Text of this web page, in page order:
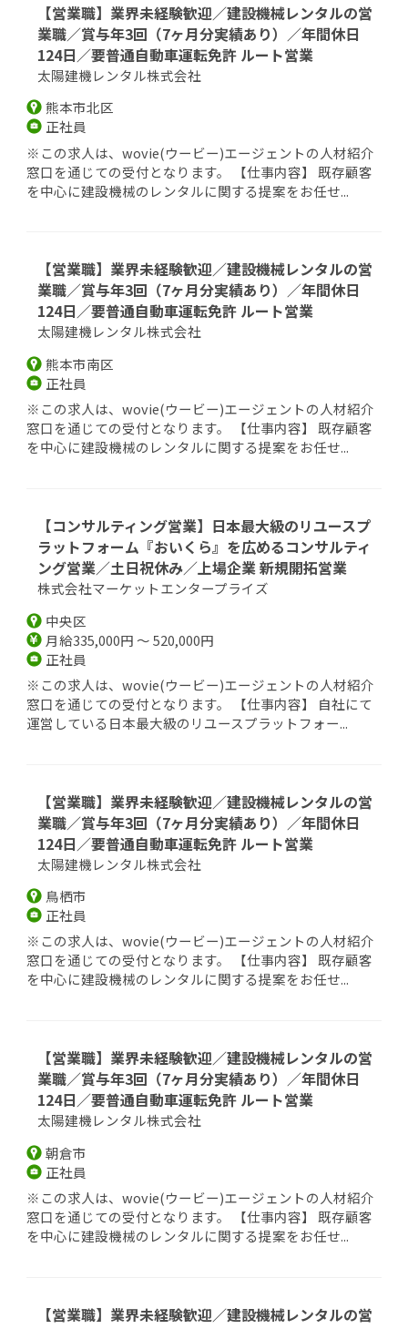
【営業職】業界未経験歓迎／建設機械レンタルの営
業職／賞与年3回（7ヶ月分実績あり）／年間休日
124日／要普通自動車運転免許 ルート営業
太陽建機レンタル株式会社
熊本市北区
正社員
※この求人は、wovie(ウービー)エージェントの人材紹介
窓口を通じての受付となります。 【仕事内容】 既存顧客
を中心に建設機械のレンタルに関する提案をお任せ...
【営業職】業界未経験歓迎／建設機械レンタルの営
業職／賞与年3回（7ヶ月分実績あり）／年間休日
124日／要普通自動車運転免許 ルート営業
太陽建機レンタル株式会社
熊本市南区
正社員
※この求人は、wovie(ウービー)エージェントの人材紹介
窓口を通じての受付となります。 【仕事内容】 既存顧客
を中心に建設機械のレンタルに関する提案をお任せ...
【コンサルティング営業】日本最大級のリユースプ
ラットフォーム『おいくら』を広めるコンサルティ
ング営業／土日祝休み／上場企業 新規開拓営業
株式会社マーケットエンタープライズ
中央区
月給335,000円 ～ 520,000円
正社員
※この求人は、wovie(ウービー)エージェントの人材紹介
窓口を通じての受付となります。 【仕事内容】 自社にて
運営している日本最大級のリユースプラットフォー...
【営業職】業界未経験歓迎／建設機械レンタルの営
業職／賞与年3回（7ヶ月分実績あり）／年間休日
124日／要普通自動車運転免許 ルート営業
太陽建機レンタル株式会社
鳥栖市
正社員
※この求人は、wovie(ウービー)エージェントの人材紹介
窓口を通じての受付となります。 【仕事内容】 既存顧客
を中心に建設機械のレンタルに関する提案をお任せ...
【営業職】業界未経験歓迎／建設機械レンタルの営
業職／賞与年3回（7ヶ月分実績あり）／年間休日
124日／要普通自動車運転免許 ルート営業
太陽建機レンタル株式会社
朝倉市
正社員
※この求人は、wovie(ウービー)エージェントの人材紹介
窓口を通じての受付となります。 【仕事内容】 既存顧客
を中心に建設機械のレンタルに関する提案をお任せ...
【営業職】業界未経験歓迎／建設機械レンタルの営